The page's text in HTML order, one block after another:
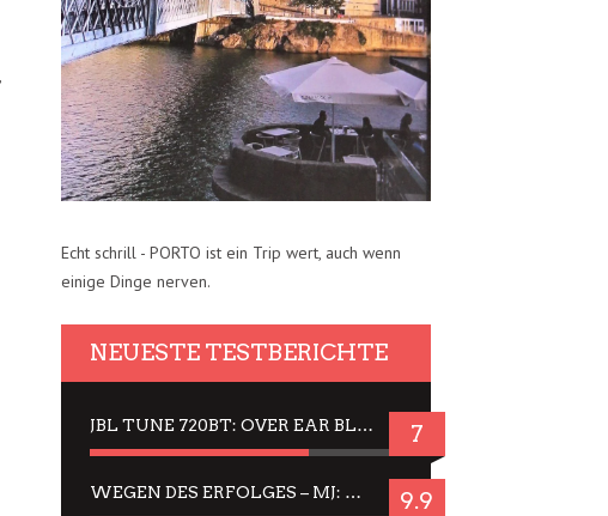
Echt schrill - PORTO ist ein Trip wert, auch wenn
einige Dinge nerven.
NEUESTE TESTBERICHTE
JBL TUNE 720BT: OVER EAR BLUETOOTH KOPFHÖRER UM DIE 50,-€ IM DAUER-TEST 7
WEGEN DES ERFOLGES – MJ: MICHAEL JACKSON MUSICAL IN EINER MATINEE SEHEN 9.9